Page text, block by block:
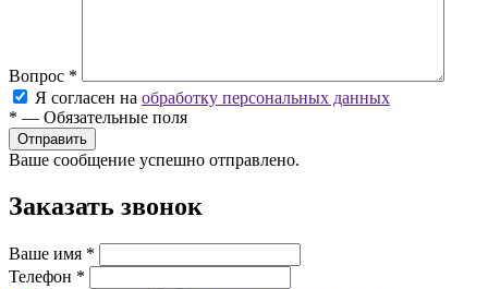
Вопрос *
Я согласен на обработку персональных данных
* — Обязательные поля
Ваше сообщение успешно отправлено.
Заказать звонок
Ваше имя *
Телефон *